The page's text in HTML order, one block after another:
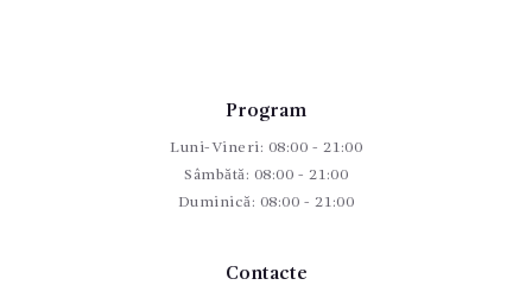
Program
Luni-Vineri: 08:00 - 21:00
Sâmbătă: 08:00 - 21:00
Duminică: 08:00 - 21:00
Contacte